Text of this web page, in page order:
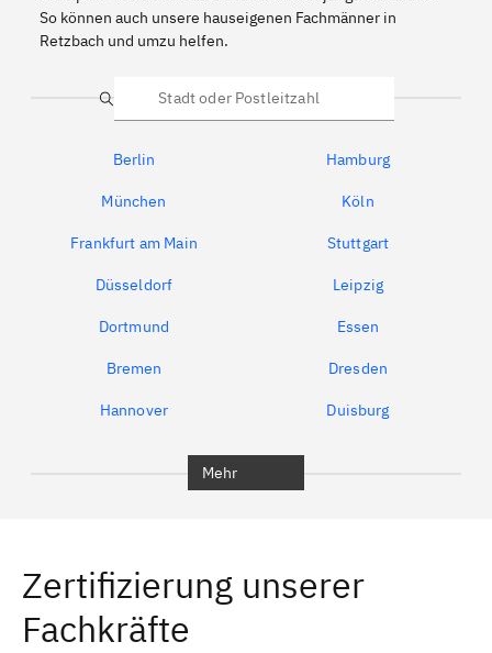
So können auch unsere hauseigenen Fachmänner in
Retzbach und umzu helfen.
Suche
Berlin Hamburg
München Köln
Frankfurt am Main Stuttgart
Düsseldorf Leipzig
Dortmund Essen
Bremen Dresden
Hannover Duisburg
Erlangen Bamberg
Bayreuth
Mehr
Zertifizierung unserer
Fachkräfte